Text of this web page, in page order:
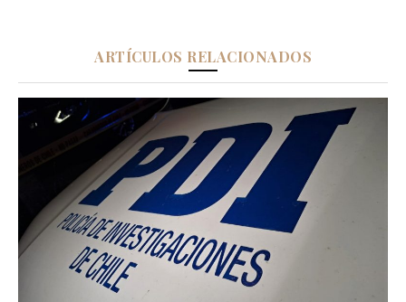
ARTÍCULOS RELACIONADOS